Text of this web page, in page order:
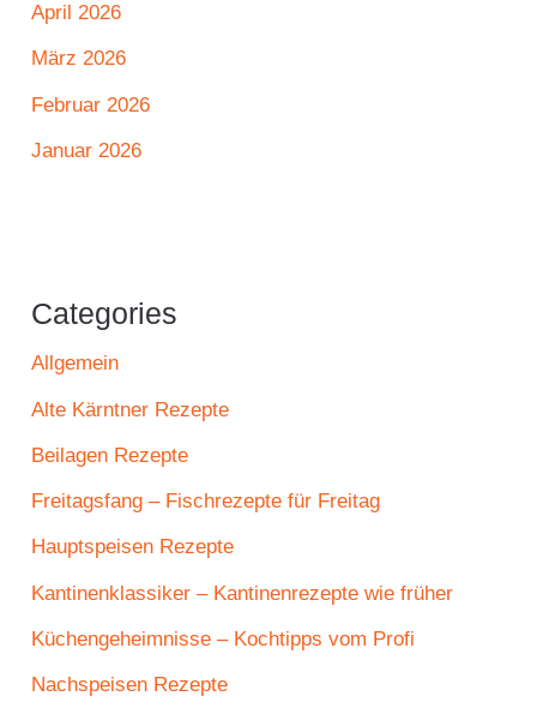
April 2026
März 2026
Februar 2026
Januar 2026
Categories
Allgemein
Alte Kärntner Rezepte
Beilagen Rezepte
Freitagsfang – Fischrezepte für Freitag
Hauptspeisen Rezepte
Kantinenklassiker – Kantinenrezepte wie früher
Küchengeheimnisse – Kochtipps vom Profi
Nachspeisen Rezepte